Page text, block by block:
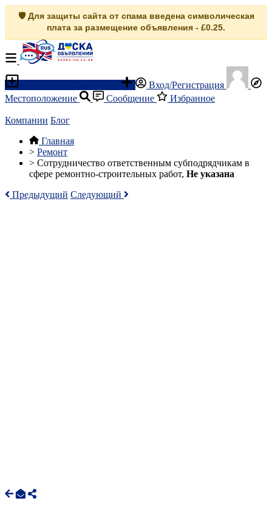
🛡️ Для защиты сайта от спама введена символическая
плата за размещение объявления - £0.25.
Вход/Регистрация
Местоположение
Сообщение Избранное
Компании Блог
Главная
> Ремонт
> Cотрудничество ответственным субподрядчикам в
сфере ремонтно-строительных работ, Не указана
Предыдущий Следующий